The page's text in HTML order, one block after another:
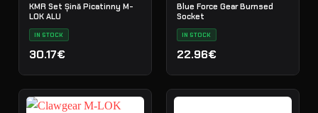
KMR Set Șină Picatinny M-
LOK ALU
IN STOCK
30.17€
Blue Force Gear Burnsed
Socket
IN STOCK
22.96€